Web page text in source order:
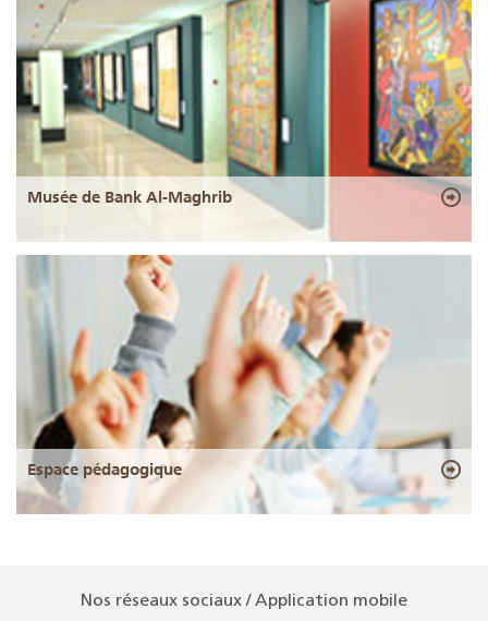
Musée de Bank Al-Maghrib
Espace pédagogique
Nos réseaux sociaux / Application mobile